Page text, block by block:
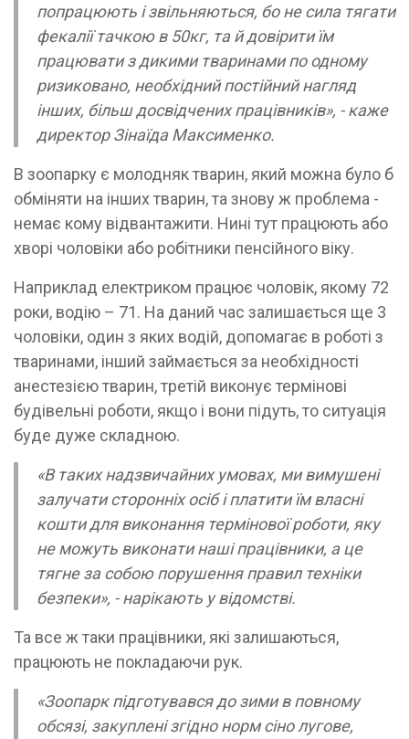
попрацюють і звільняються, бо не сила тягати
фекалії тачкою в 50кг, та й довірити їм
працювати з дикими тваринами по одному
ризиковано, необхідний постійний нагляд
інших, більш досвідчених працівників», - каже
директор Зінаїда Максименко.
В зоопарку є молодняк тварин, який можна було б
обміняти на інших тварин, та знову ж проблема -
немає кому відвантажити. Нині тут працюють або
хворі чоловіки або робітники пенсійного віку.
Наприклад електриком працює чоловік, якому 72
роки, водію – 71. На даний час залишається ще 3
чоловіки, один з яких водій, допомагає в роботі з
тваринами, інший займається за необхідності
анестезією тварин, третій виконує термінові
будівельні роботи, якщо і вони підуть, то ситуація
буде дуже складною.
«В таких надзвичайних умовах, ми вимушені
залучати сторонніх осіб і платити їм власні
кошти для виконання термінової роботи, яку
не можуть виконати наші працівники, а це
тягне за собою порушення правил техніки
безпеки», - нарікають у відомстві.
Та все ж таки працівники, які залишаються,
працюють не покладаючи рук.
«Зоопарк підготувався до зими в повному
обсязі, закуплені згідно норм сіно лугове,